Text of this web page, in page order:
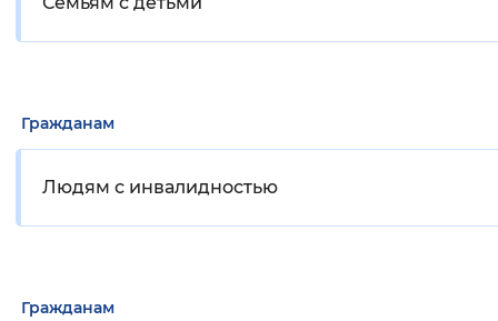
Гражданам
Людям с инвалидностью
Гражданам